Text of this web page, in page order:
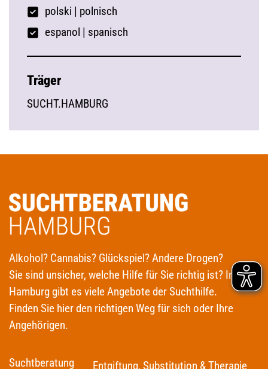
polski | polnisch
espanol | spanisch
Träger
SUCHT.HAMBURG
Alkohol? Cannabis? Glückspiel? Andere Drogen?
Sie sind unsicher, welche Hilfe für Sie richtig ist? In
Hamburg gibt es viele Angebote der Suchthilfe.
Finden Sie hier den richtigen Weg für sich oder Ihre
Angehörigen.
Suchtberatung Entgiftung, Substitution & Therapie